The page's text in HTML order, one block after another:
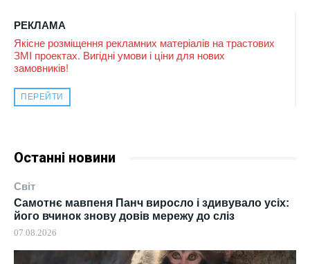
РЕКЛАМА
Якісне розміщення рекламних матеріалів на трастових
ЗМІ проектах. Вигідні умови і ціни для нових
замовників!
ПЕРЕЙТИ
Останні новини
Світ
Самотнє мавпеня Панч виросло і здивувало усіх:
його вчинок знову довів мережу до сліз
07.08.2026